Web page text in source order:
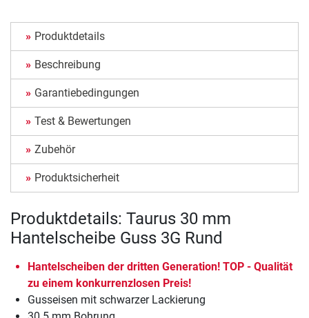
Produktdetails
Beschreibung
Garantiebedingungen
Test & Bewertungen
Zubehör
Produktsicherheit
Produktdetails: Taurus 30 mm
Hantelscheibe Guss 3G Rund
Hantelscheiben der dritten Generation! TOP - Qualität
zu einem konkurrenzlosen Preis!
Gusseisen mit schwarzer Lackierung